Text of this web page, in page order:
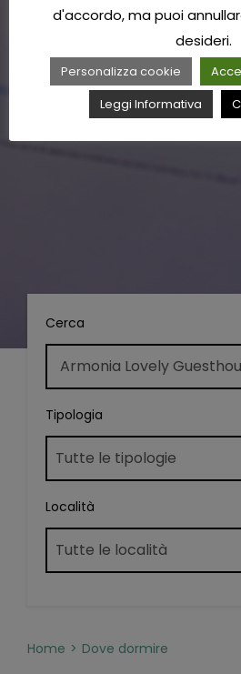
Cerca
Tipologia
Località
Home Dove dormire
d'accordo, ma puoi
desideri.
Personalizza cookie
Leggi Informativa